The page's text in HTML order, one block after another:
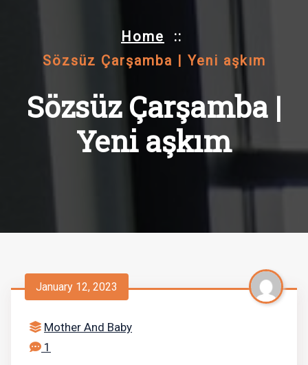
Home ::
Sözsüz Çarşamba | Yeni aşkım
Sözsüz Çarşamba |
Yeni aşkım
January 12, 2023
Mother And Baby
1